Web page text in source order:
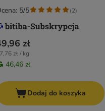
zł
zł / kg
46,46 zł
5/5 (2)
Dodaj do koszyka